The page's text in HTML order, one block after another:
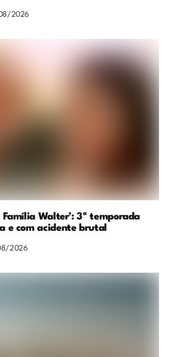
2026
Walter’: 3ª temporada
e com acidente brutal
2026